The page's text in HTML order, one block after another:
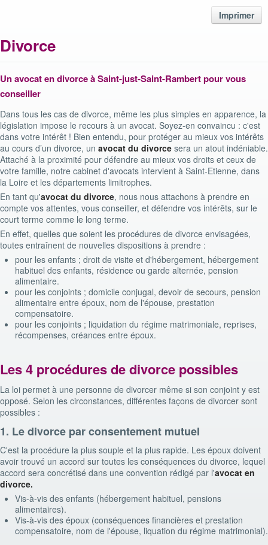
Imprimer
Divorce
Un avocat en divorce à Saint-just-Saint-Rambert pour vous
conseiller
Dans tous les cas de divorce, même les plus simples en apparence, la
législation impose le recours à un avocat. Soyez-en convaincu : c'est
dans votre intérêt ! Bien entendu, pour protéger au mieux vos intérêts
au cours d’un divorce, un avocat du divorce sera un atout indéniable.
Attaché à la proximité pour défendre au mieux vos droits et ceux de
votre famille, notre cabinet d'avocats intervient à Saint-Etienne, dans
la Loire et les départements limitrophes.
En tant qu'avocat du divorce, nous nous attachons à prendre en
compte vos attentes, vous conseiller, et défendre vos intérêts, sur le
court terme comme le long terme.
En effet, quelles que soient les procédures de divorce envisagées,
toutes entraînent de nouvelles dispositions à prendre :
pour les enfants ; droit de visite et d'hébergement, hébergement
habituel des enfants, résidence ou garde alternée, pension
alimentaire.
pour les conjoints ; domicile conjugal, devoir de secours, pension
alimentaire entre époux, nom de l'épouse, prestation
compensatoire.
pour les conjoints ; liquidation du régime matrimoniale, reprises,
récompenses, créances entre époux.
Les 4 procédures de divorce possibles
La loi permet à une personne de divorcer même si son conjoint y est
opposé. Selon les circonstances, différentes façons de divorcer sont
possibles :
1. Le divorce par consentement mutuel
C'est la procédure la plus souple et la plus rapide. Les époux doivent
avoir trouvé un accord sur toutes les conséquences du divorce, lequel
accord sera concrétisé dans une convention rédigé par l'avocat en
divorce.
Vis-à-vis des enfants (hébergement habituel, pensions
alimentaires).
Vis-à-vis des époux (conséquences financières et prestation
compensatoire, nom de l'épouse, liquation du régime matrimonial).